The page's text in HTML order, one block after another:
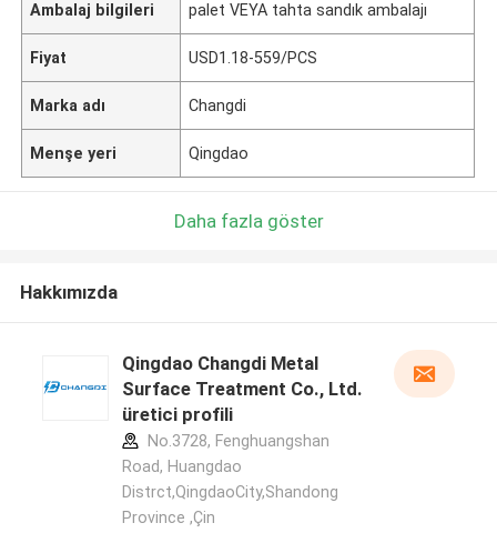
Ambalaj bilgileri palet VEYA tahta sandık ambalajı
Fiyat USD1.18-559/PCS
Marka adı Changdi
Menşe yeri Qingdao
Daha fazla göster
Hakkımızda
Qingdao Changdi Metal
Surface Treatment Co., Ltd.
üretici profili
No.3728, Fenghuangshan
Road, Huangdao
Distrct,QingdaoCity,Shandong
Province ,Çin